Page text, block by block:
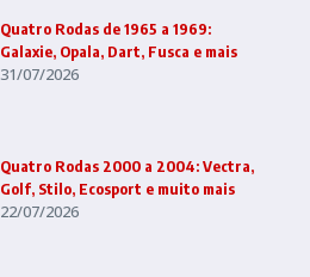
Quatro Rodas de 1965 a 1969:
Galaxie, Opala, Dart, Fusca e mais
31/07/2026
Quatro Rodas 2000 a 2004: Vectra,
Golf, Stilo, Ecosport e muito mais
22/07/2026